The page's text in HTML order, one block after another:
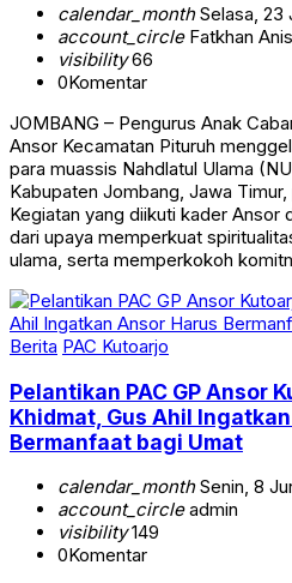
calendar_monthSelasa, 23
account_circleFatkhan Anis
visibility66
0Komentar
JOMBANG – Pengurus Anak
Ansor Kecamatan Pituruh
para muassis Nahdlatul Ulama
Kabupaten Jombang, Jawa
Kegiatan yang diikuti kader Ansor
dari upaya memperkuat
ulama, serta memperkokoh
Berita PAC Kutoarjo
Pelantikan PAC GP Ansor
Khidmat, Gus Ahil
Bermanfaat bagi Umat
calendar_monthSenin, 8
account_circleadmin
visibility149
0Komentar